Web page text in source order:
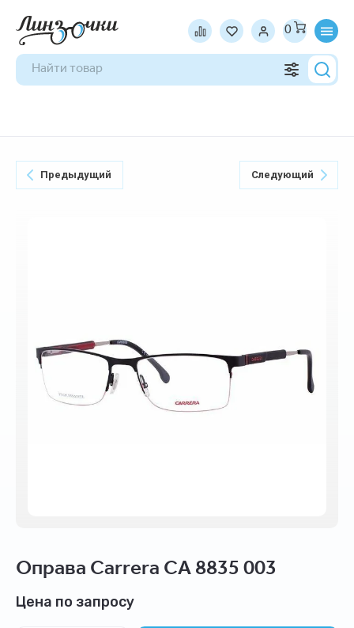
0
Предыдущий Следующий
Оправа Carrera CA 8835 003
Цена по запросу